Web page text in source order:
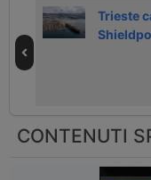
Trieste
CONTENUTI